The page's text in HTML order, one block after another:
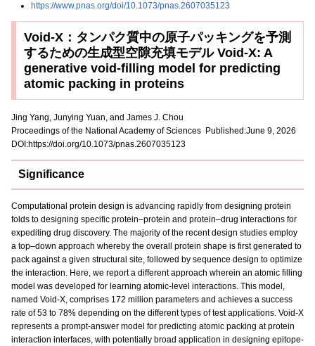
https://www.pnas.org/doi/10.1073/pnas.2607035123
Void-X：タンパク質中の原子パッキングを予測
するための生成型空隙充填モデル Void-X: A
generative void-filling model for predicting
atomic packing in proteins
Jing Yang, Junying Yuan, and James J. Chou
Proceedings of the National Academy of Sciences Published:June 9, 2026
DOI:https://doi.org/10.1073/pnas.2607035123
Significance
Computational protein design is advancing rapidly from designing protein
folds to designing specific protein–protein and protein–drug interactions for
expediting drug discovery. The majority of the recent design studies employ
a top–down approach whereby the overall protein shape is first generated to
pack against a given structural site, followed by sequence design to optimize
the interaction. Here, we report a different approach wherein an atomic filling
model was developed for learning atomic-level interactions. This model,
named Void-X, comprises 172 million parameters and achieves a success
rate of 53 to 78% depending on the different types of test applications. Void-X
represents a prompt-answer model for predicting atomic packing at protein
interaction interfaces, with potentially broad application in designing epitope-